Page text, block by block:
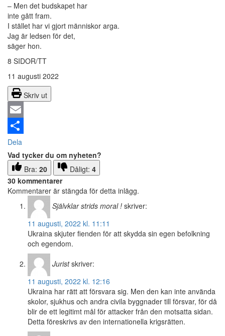
– Men det budskapet har
inte gått fram.
I stället har vi gjort människor arga.
Jag är ledsen för det,
säger hon.
8 SIDOR/TT
11 augusti 2022
Skriv ut
Email
Dela
Vad tycker du om nyheten?
Bra: 20 Dåligt: 4
30 kommentarer
Kommentarer är stängda för detta inlägg.
Självklar strids moral ! skriver:
11 augusti, 2022 kl. 11:11
Ukraina skjuter fienden för att skydda sin egen befolkning
och egendom.
Jurist skriver:
11 augusti, 2022 kl. 12:16
Ukraina har rätt att försvara sig. Men den kan inte använda
skolor, sjukhus och andra civila byggnader till försvar, för då
blir de ett legitimt mål för attacker från den motsatta sidan.
Detta föreskrivs av den internationella krigsrätten.